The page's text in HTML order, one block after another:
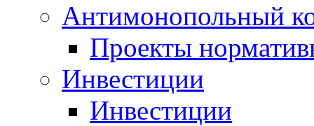
Антимонопольный
Проекты
Инвестиции
Инвестиции